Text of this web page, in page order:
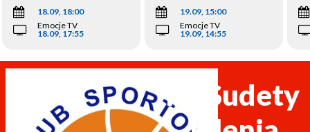
18.09, 18:00
Emocje TV
18.09, 17:55
19.09, 15:00
Emocje TV
19.09, 14:55
KS Sudety